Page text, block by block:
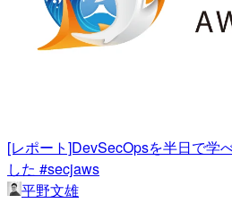
[レポート]DevSecOpsを半日で学
した #secjaws
平野文雄